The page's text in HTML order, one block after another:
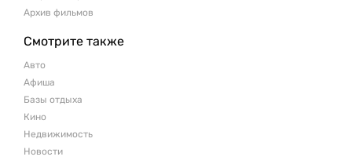
Архив фильмов
Смотрите также
Авто
Афиша
Базы отдыха
Кино
Недвижимость
Новости